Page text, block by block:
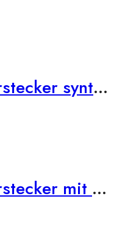
585er Gelbgold Ohrstecker synth. Saphir und Zirkonia
585er Gelbgold Ohrstecker mit Süßwasser Zuchtperle – Ø7 mm